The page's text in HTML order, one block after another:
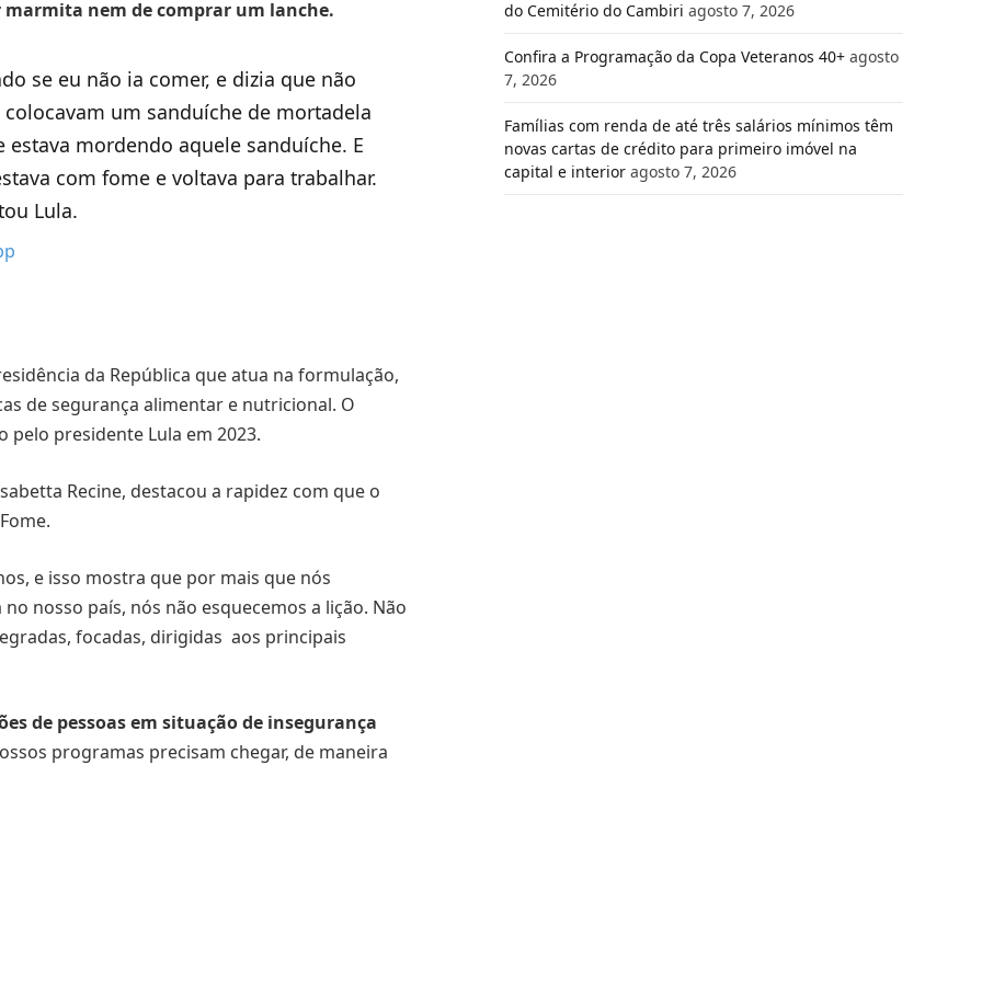
nem de comprar um lanche.
se eu não ia comer, e dizia que não
um sanduíche de mortadela
mordendo aquele sanduíche. E
com fome e voltava para trabalhar.
Lula.
da República que atua na formulação,
de segurança alimentar e nutricional. O
pelo presidente Lula em 2023.
Recine, destacou a rapidez com que o
e isso mostra que por mais que nós
nosso país, nós não esquecemos a lição. Não
focadas, dirigidas aos principais
de pessoas em situação de insegurança
programas precisam chegar, de maneira
do Cemitério do Cambiri agosto 7, 2026
Confira a Programação da Copa Veteranos 40+ agosto
7, 2026
Famílias com renda de até três salários mínimos têm
novas cartas de crédito para primeiro imóvel na
capital e interior agosto 7, 2026